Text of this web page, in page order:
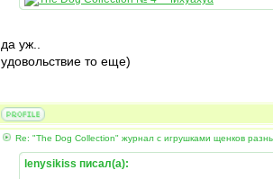
да уж..
удовольствие то еще)
Re: "The Dog Collection" журнал с игрушками щенков
lenysikiss писал(а):